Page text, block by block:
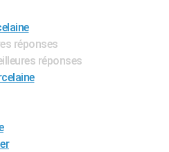
réponses
réponses